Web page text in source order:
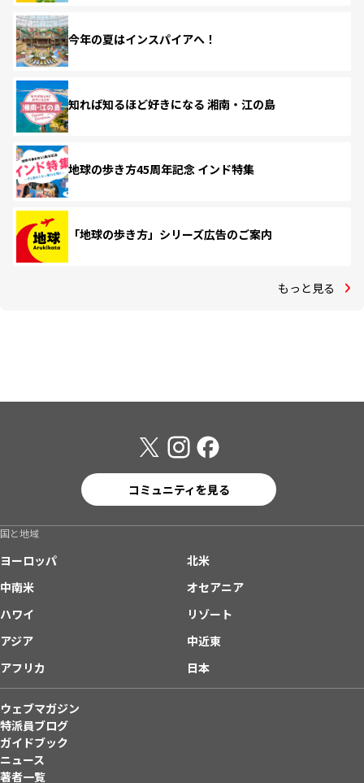
今年の夏はインスパイアへ！
知れば知るほど好きになる 湘南・江の島
地球の歩き方45周年記念 インド特集
「地球の歩き方」シリーズ広告のご案内
もっと見る
コミュニティを見る
国と地域
ヨーロッパ
北米
中南米
オセアニア
ハワイ
リゾート
アジア
中近東
アフリカ
日本
ウェブマガジン
特派員ブログ
ガイドブック
ニュース
著者一覧